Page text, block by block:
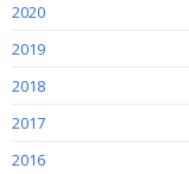
2020
2019
2018
2017
2016